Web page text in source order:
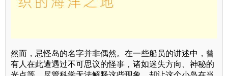
然而，忌怪岛的名字并非偶然。在一些船员的讲述中，曾
有人在此遭遇过不可思议的怪事，诸如迷失方向、神秘的